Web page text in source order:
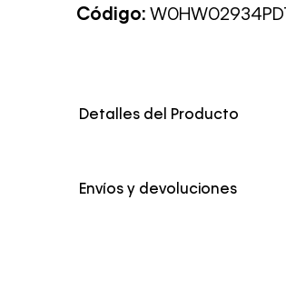
Código: W0HW02934PDT
Detalles del Producto
Envíos y devoluciones